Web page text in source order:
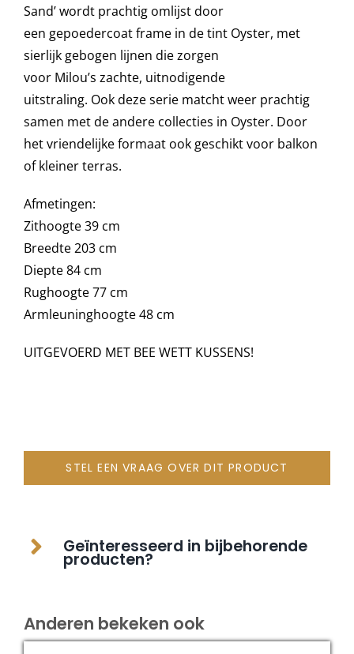
Sand’wordt prachtig omlijst door
een gepoedercoatframe in de tint Oyster, met
sierlijk gebogen lijnen die zorgen
voor Milou’s zachte, uitnodigende
uitstraling. Ook deze serie matchtweer prachtig
samen met de andere collecties in Oyster. Door
het vriendelijke formaat ook geschikt voor balkon
of kleiner terras.
Afmetingen:
Zithoogte 39 cm
Breedte 203 cm
Diepte 84 cm
Rughoogte 77 cm
Armleuninghoogte 48 cm
UITGEVOERD MET BEE WETT KUSSENS!
STEL EEN VRAAG OVER DIT PRODUCT
Geïnteresseerd in bijbehorende
producten?
Anderen bekeken ook